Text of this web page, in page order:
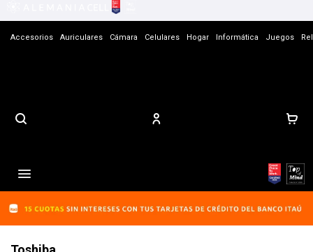
Accesorios Auriculares Cámara Celulares Hogar Informática Juegos
